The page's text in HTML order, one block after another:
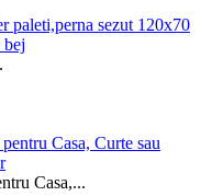
Casa,...